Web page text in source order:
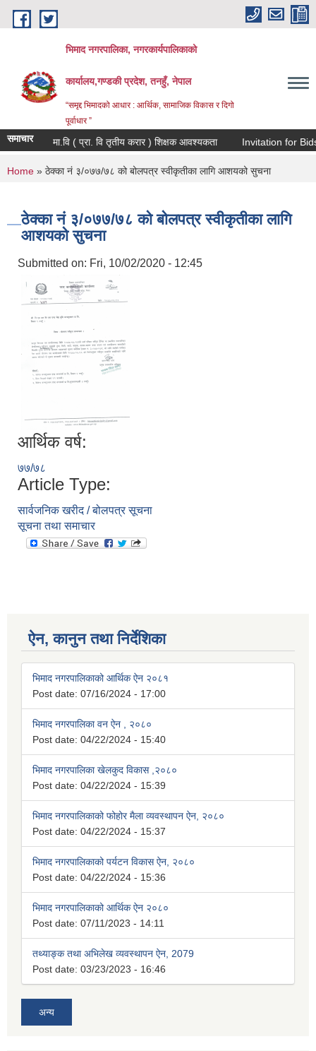
Skip to main content
भिमाद नगरपालिका, नगरकार्यपालिकाको
कार्यालय,गण्डकी प्रदेश, तनहुँ, नेपाल
“समृद्द भिमादको आधार : आर्थिक, सामाजिक विकास र दिगो
पूर्वाधार ”
समाचार शंकर मा.वि ( प्रा. वि तृतीय करार ) शिक्षक आवश्यकता
You are here
Home » ठेक्का नं ३/०७७/७८ को बोलपत्र स्वीकृतीका लागि आशयको सुचना
ठेक्का नं ३/०७७/७८ को बोलपत्र स्वीकृतीका लागि
आशयको सुचना
Submitted on: Fri, 10/02/2020 - 12:45
आर्थिक वर्ष:
७७/७८
Article Type:
सार्वजनिक खरीद / बोलपत्र सूचना
सूचना तथा समाचार
ऐन, कानुन तथा निर्देशिका
भिमाद नगरपालिकाको आर्थिक ऐन २०८१
Post date: 07/16/2024 - 17:00
भिमाद नगरपालिका वन ऐन , २०८०
Post date: 04/22/2024 - 15:40
भिमाद नगरपालिका खेलकुद विकास ,२०८०
Post date: 04/22/2024 - 15:39
भिमाद नगरपालिकाको फोहोर मैला व्यवस्थापन ऐन, २०८०
Post date: 04/22/2024 - 15:37
भिमाद नगरपालिकाको पर्यटन विकास ऐन, २०८०
Post date: 04/22/2024 - 15:36
भिमाद नगरपालिकाको आर्थिक ऐन २०८०
Post date: 07/11/2023 - 14:11
तथ्याङ्क तथा अभिलेख व्यवस्थापन ऐन, 2079
Post date: 03/23/2023 - 16:46
अन्य